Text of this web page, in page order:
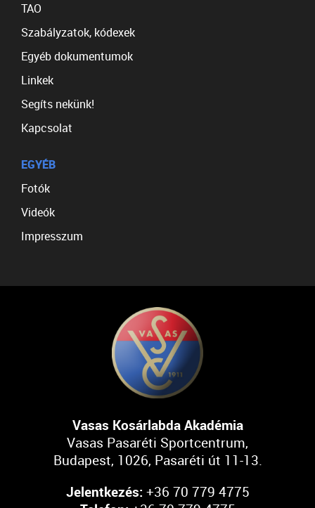
TAO
Szabályzatok, kódexek
Egyéb dokumentumok
Linkek
Segíts nekünk!
Kapcsolat
EGYÉB
Fotók
Videók
Impresszum
Vasas Kosárlabda Akadémia
Vasas Pasaréti Sportcentrum,
Budapest, 1026, Pasaréti út 11-13.
Jelentkezés: +36 70 779 4775